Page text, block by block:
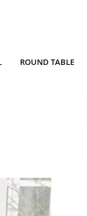
ROUND TABLE